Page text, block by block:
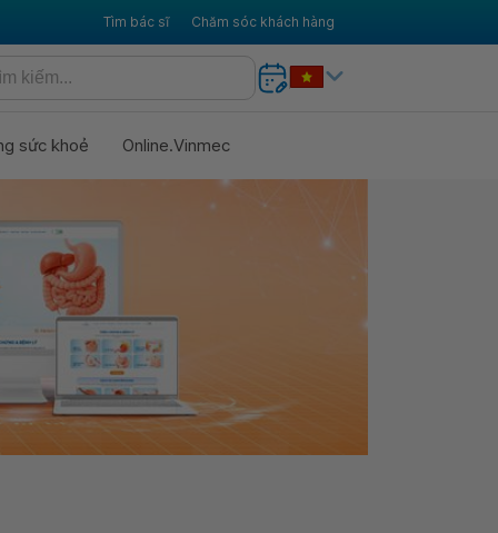
Tìm bác sĩ Chăm sóc khách hàng
sức khoẻ Online.Vinmec